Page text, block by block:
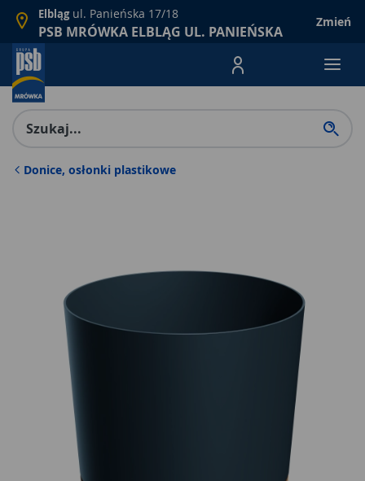
Elbląg ul. Panieńska 17/18
PSB MRÓWKA ELBLĄG UL. PANIEŃSKA
Zmień
Menu Produktów,
Donice, osłonki plastikowe